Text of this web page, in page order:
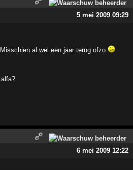
5 mei 2009 09:29
al wel een jaar terug ofzo
6 mei 2009 12:22